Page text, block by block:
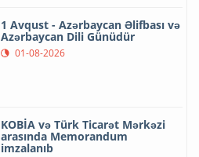
1 Avqust - Azərbaycan Əlifbası və
Azərbaycan Dili Günüdür
01-08-2026
KOBİA və Türk Ticarət Mərkəzi
arasında Memorandum
imzalanıb